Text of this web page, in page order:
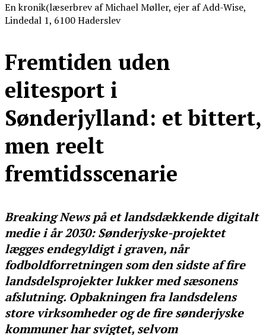
En kronik(læserbrev af Michael Møller, ejer af Add-Wise,
Lindedal 1, 6100 Haderslev
Fremtiden uden
elitesport i
Sønderjylland: et bittert,
men reelt
fremtidsscenarie
Breaking News på et landsdækkende digitalt
medie i år 2030: Sønderjyske-projektet
lægges endegyldigt i graven, når
fodboldforretningen som den sidste af fire
landsdelsprojekter lukker med sæsonens
afslutning. Opbakningen fra landsdelens
store virksomheder og de fire sønderjyske
kommuner har svigtet, selvom